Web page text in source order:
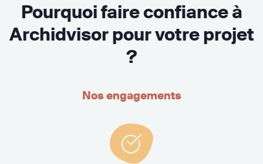
Pourquoi faire confiance à
Archidvisor pour votre projet
?
Nos engagements